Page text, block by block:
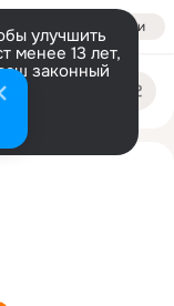
Войти
улучшить
менее 13 лет,
законный